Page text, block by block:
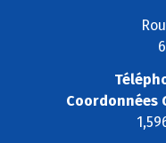
Coordonnées